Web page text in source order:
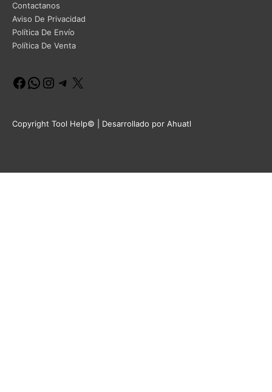
Contactanos
Aviso De Privacidad
Política De Envío
Política De Venta
Facebook
WhatsApp
Instagram
Telegram
Copyright Tool Help© | Desarrollado por Ahuatl